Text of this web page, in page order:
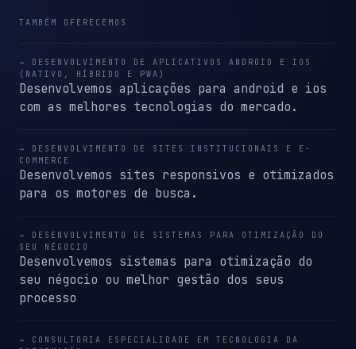
TAMBÉM OFERECEMOS
→ DESENVOLVIMENTO DE APLICATIVOS ANDROID E IOS
(NATIVO, HÍBRIDO E PWA)
Desenvolvemos aplicações para android e ios
com as melhores tecnologias do mercado.
→ DESENVOLVIMENTO DE SITES INSTITUCIONAIS E E-
COMMERCE
Desenvolvemos sites responsivos e otimizados
para os motores de busca.
→ DESENVOLVIMENTO DE SISTEMAS PARA OTIMIZAÇÃO DO
SEU NÉGOCIO
Desenvolvemos sistemas para otimização do
seu négocio ou melhor gestão dos seus
processo
→ CONSULTORIA ESPECIALIDADE EM TECNOLOGIA DA